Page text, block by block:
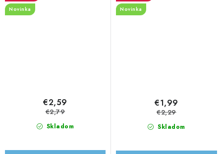
Novinka
Skladom
€2,59
€2,79
Novinka
Skladom
€1,99
€2,29